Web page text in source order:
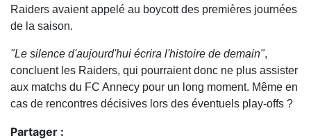
Raiders avaient appelé au boycott des premières journées
de la saison.
"Le silence d'aujourd'hui écrira l'histoire de demain",
concluent les Raiders, qui pourraient donc ne plus assister
aux matchs du FC Annecy pour un long moment. Même en
cas de rencontres décisives lors des éventuels play-offs ?
Partager :